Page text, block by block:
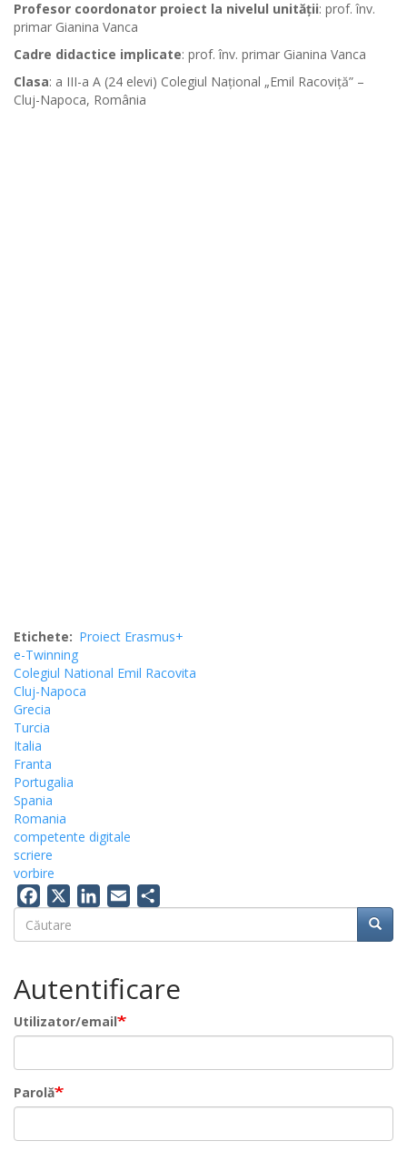
Profesor coordonator proiect la nivelul unității: prof. înv.
primar Gianina Vanca
Cadre didactice implicate: prof. înv. primar Gianina Vanca
Clasa: a III-a A (24 elevi) Colegiul Național „Emil Racoviță” –
Cluj-Napoca, România
Etichete
Proiect Erasmus+
e-Twinning
Colegiul National Emil Racovita
Cluj-Napoca
Grecia
Turcia
Italia
Franta
Portugalia
Spania
Romania
competente digitale
scriere
vorbire
Facebook LinkedIn
Email
Căutare
Căutare
Autentificare
Utilizator/email
Parolă